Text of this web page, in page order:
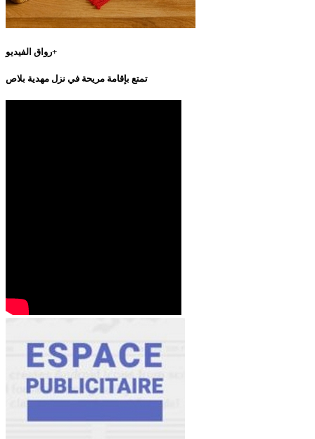
رواق الفيديو+
تمتع بإقامة مريحة في نزل مهدية بلاص